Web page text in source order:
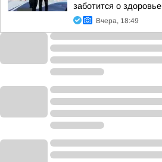
заботится о здоровье
Вчера, 18:49